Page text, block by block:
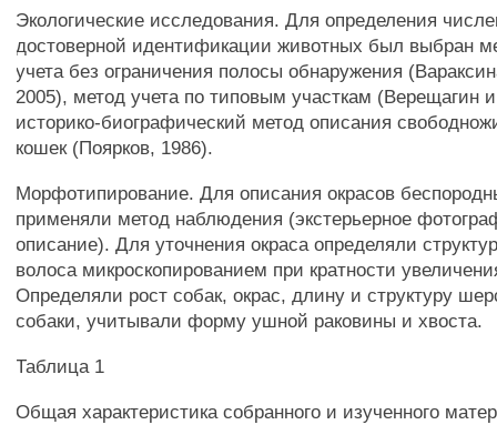
Экологические исследования. Для определения
достоверной идентификации животных был выбран
учета без ограничения полосы обнаружения
2005), метод учета по типовым участкам (Верещагин
историко-биографический метод описания
кошек (Поярков, 1986).
Морфотипирование. Для описания окрасов
применяли метод наблюдения (экстерьерное
описание). Для уточнения окраса определяли
волоса микроскопированием при кратности
Определяли рост собак, окрас, длину и структуру
собаки, учитывали форму ушной раковины и хвоста.
Таблица 1
Общая характеристика собранного и изученного